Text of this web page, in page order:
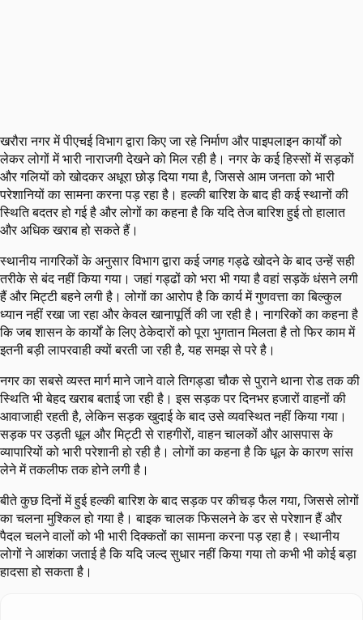
खरौरा नगर में पीएचई विभाग द्वारा किए जा रहे निर्माण और पाइपलाइन कार्यों को
लेकर लोगों में भारी नाराजगी देखने को मिल रही है। नगर के कई हिस्सों में सड़कों
और गलियों को खोदकर अधूरा छोड़ दिया गया है, जिससे आम जनता को भारी
परेशानियों का सामना करना पड़ रहा है। हल्की बारिश के बाद ही कई स्थानों की
स्थिति बदतर हो गई है और लोगों का कहना है कि यदि तेज बारिश हुई तो हालात
और अधिक खराब हो सकते हैं।
स्थानीय नागरिकों के अनुसार विभाग द्वारा कई जगह गड्ढे खोदने के बाद उन्हें सही
तरीके से बंद नहीं किया गया। जहां गड्ढों को भरा भी गया है वहां सड़कें धंसने लगी
हैं और मिट्टी बहने लगी है। लोगों का आरोप है कि कार्य में गुणवत्ता का बिल्कुल
ध्यान नहीं रखा जा रहा और केवल खानापूर्ति की जा रही है। नागरिकों का कहना है
कि जब शासन के कार्यों के लिए ठेकेदारों को पूरा भुगतान मिलता है तो फिर काम में
इतनी बड़ी लापरवाही क्यों बरती जा रही है, यह समझ से परे है।
नगर का सबसे व्यस्त मार्ग माने जाने वाले तिगड्डा चौक से पुराने थाना रोड तक की
स्थिति भी बेहद खराब बताई जा रही है। इस सड़क पर दिनभर हजारों वाहनों की
आवाजाही रहती है, लेकिन सड़क खुदाई के बाद उसे व्यवस्थित नहीं किया गया।
सड़क पर उड़ती धूल और मिट्टी से राहगीरों, वाहन चालकों और आसपास के
व्यापारियों को भारी परेशानी हो रही है। लोगों का कहना है कि धूल के कारण सांस
लेने में तकलीफ तक होने लगी है।
बीते कुछ दिनों में हुई हल्की बारिश के बाद सड़क पर कीचड़ फैल गया, जिससे लोगों
का चलना मुश्किल हो गया है। बाइक चालक फिसलने के डर से परेशान हैं और
पैदल चलने वालों को भी भारी दिक्कतों का सामना करना पड़ रहा है। स्थानीय
लोगों ने आशंका जताई है कि यदि जल्द सुधार नहीं किया गया तो कभी भी कोई बड़ा
हादसा हो सकता है।